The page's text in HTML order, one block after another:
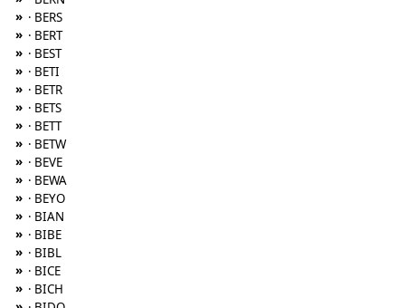
» · BERS
» · BERT
» · BEST
» · BETI
» · BETR
» · BETS
» · BETT
» · BETW
» · BEVE
» · BEWA
» · BEYO
» · BIAN
» · BIBE
» · BIBL
» · BICE
» · BICH